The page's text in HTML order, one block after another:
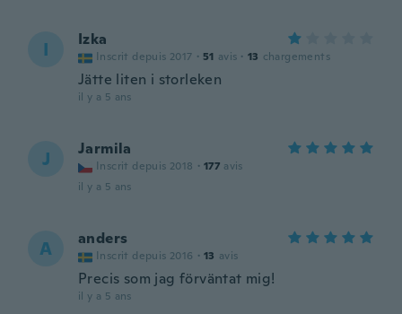
I Izka
Inscrit depuis 2017 · 51 avis · 13 chargements
Jätte liten i storleken
il y a 5 ans
J Jarmila
Inscrit depuis 2018 · 177 avis
il y a 5 ans
A anders
Inscrit depuis 2016 · 13 avis
Precis som jag förväntat mig!
il y a 5 ans